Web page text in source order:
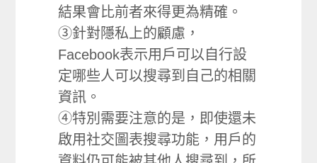
結果會比前者來得更為精確。
③針對隱私上的顧慮，
Facebook表示用戶可以自行設
定哪些人可以搜尋到自己的相關
資訊。
④特別需要注意的是，即使還未
啟用社交圖表搜尋功能，用戶的